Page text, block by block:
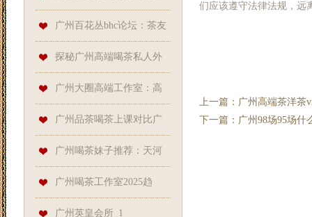
作室资质？
广州百花丛bhc论坛：茶友
交流的高端天地
探秘广州高端喝茶私人外
卖，条友网、蒲友网、蒲典网
同行！
‌广州大圈高端工作室‌：高
端茶室的“神秘服务”与隐藏规则
广州品茶喝茶上课对比广
州品茶喝茶资源：茶道课程资
源获取_152
广州喝茶妹子推荐：天河
98水会大全与大圈经纪服务
广州喝茶工作室2025趋
势：VX预约与大圈高端资源汇
广州英皇会所_1
们应该遵守法律法规，远
上一篇： 广州高端茶洋茶
下一篇： 广州98场95场什